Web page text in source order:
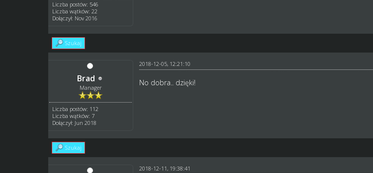
Liczba postów: 546
Liczba wątków: 22
Dołączył: Nov 2016
Szukaj
Brad
Manager
Liczba postów: 112
Liczba wątków: 7
Dołączył: Jun 2018
2018-12-05, 12:21:10
No dobra.. dzięki!
Szukaj
2018-12-11, 19:38:41